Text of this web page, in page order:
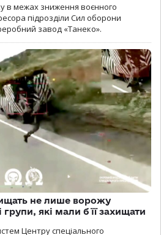
в межах зниження воєнного
підрозділи Сил оборони
завод «Танеко».
не лише ворожу
групи, які мали б її захищати
Центру спеціального